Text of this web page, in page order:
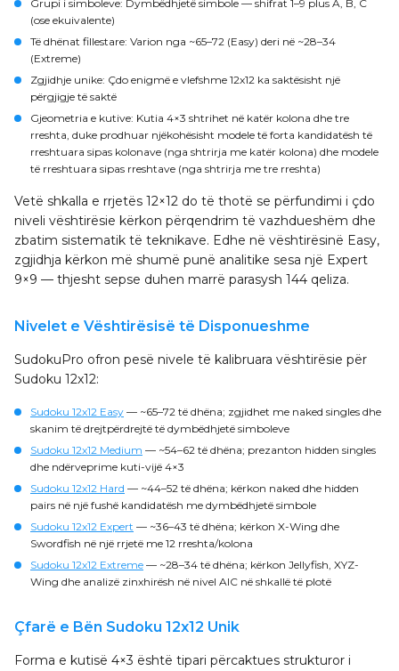
Grupi i simboleve: Dymbëdhjetë simbole — shifrat 1–9 plus A, B, C
(ose ekuivalente)
Të dhënat fillestare: Varion nga ~65–72 (Easy) deri në ~28–34
(Extreme)
Zgjidhje unike: Çdo enigmë e vlefshme 12x12 ka saktësisht një
përgjigje të saktë
Gjeometria e kutive: Kutia 4×3 shtrihet në katër kolona dhe tre
rreshta, duke prodhuar njëkohësisht modele të forta kandidatësh të
rreshtuara sipas kolonave (nga shtrirja me katër kolona) dhe modele
të rreshtuara sipas rreshtave (nga shtrirja me tre rreshta)
Vetë shkalla e rrjetës 12×12 do të thotë se përfundimi i çdo
niveli vështirësie kërkon përqendrim të vazhdueshëm dhe
zbatim sistematik të teknikave. Edhe në vështirësinë Easy,
zgjidhja kërkon më shumë punë analitike sesa një Expert
9×9 — thjesht sepse duhen marrë parasysh 144 qeliza.
Nivelet e Vështirësisë të Disponueshme
SudokuPro ofron pesë nivele të kalibruara vështirësie për
Sudoku 12x12:
Sudoku 12x12 Easy — ~65–72 të dhëna; zgjidhet me naked singles dhe
skanim të drejtpërdrejtë të dymbëdhjetë simboleve
Sudoku 12x12 Medium — ~54–62 të dhëna; prezanton hidden singles
dhe ndërveprime kuti-vijë 4×3
Sudoku 12x12 Hard — ~44–52 të dhëna; kërkon naked dhe hidden
pairs në një fushë kandidatësh me dymbëdhjetë simbole
Sudoku 12x12 Expert — ~36–43 të dhëna; kërkon X-Wing dhe
Swordfish në një rrjetë me 12 rreshta/kolona
Sudoku 12x12 Extreme — ~28–34 të dhëna; kërkon Jellyfish, XYZ-
Wing dhe analizë zinxhirësh në nivel AIC në shkallë të plotë
Çfarë e Bën Sudoku 12x12 Unik
Forma e kutisë 4×3 është tipari përcaktues strukturor i